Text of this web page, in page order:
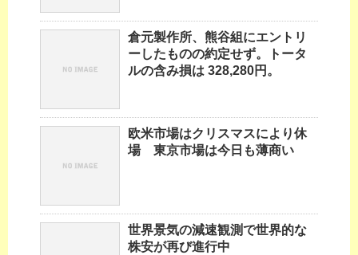
倉元製作所、熊谷組にエントリ
ーしたものの約定せず。トータ
ルの含み損は 328,280円。
欧米市場はクリスマスにより休
場 東京市場は今日も薄商い
世界景気の減速観測で世界的な
株安が再び進行中